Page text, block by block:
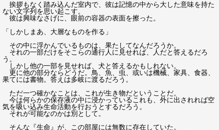
挨拶もなく踏み込んだ室内で、彼は記憶の中から大した意味を持た
ない文字列を思い起こす。
彼は興味なさげに、眼前の容器の表面を擦った。
「しかしまあ、大層なものを作る」
その中に浮かんでいるものは、果たしてなんだろうか。
それの一部だけをそこらの通行人に見せれば、人だと答えるだろ
う。
しかし他の一部を見せれば、犬と答えるかもしれない。
更に他の部分ならどうだ。鳥、魚、虫、或いは機械、家具、食器、
果てには書物。答えは多岐に渡るだろう。
ただ一つ確かなことは、これが生き物だということだ。
今は何らかの保存液の中に浸かっているこれも、外に出されれば空
気を吸い込み生命活動を行おうとするだろう。
それが可能なのかは別として。
そんな『生命』が、この部屋には無数に存在していた。